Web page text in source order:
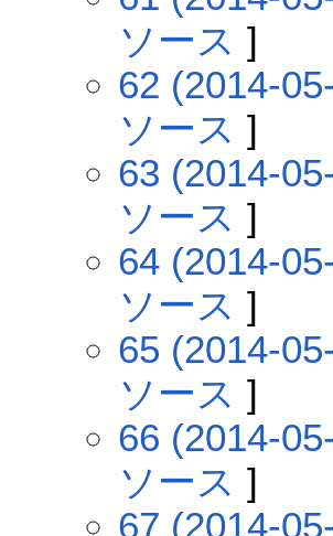
ソース ]
62 (2014-
ソース ]
63 (2014-
ソース ]
64 (2014-
ソース ]
65 (2014-
ソース ]
66 (2014-
ソース ]
67 (2014-